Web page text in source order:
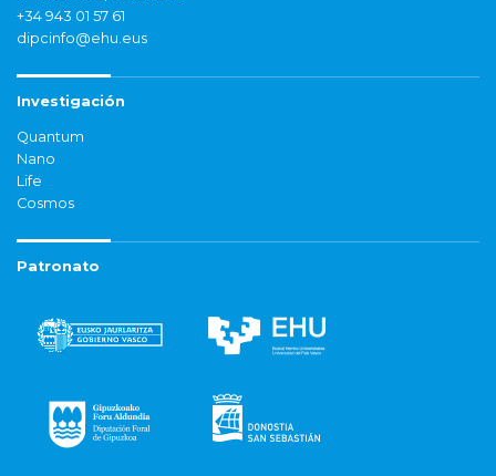
+34 943 01 57 61
dipcinfo@ehu.eus
Investigación
Quantum
Nano
Life
Cosmos
Patronato